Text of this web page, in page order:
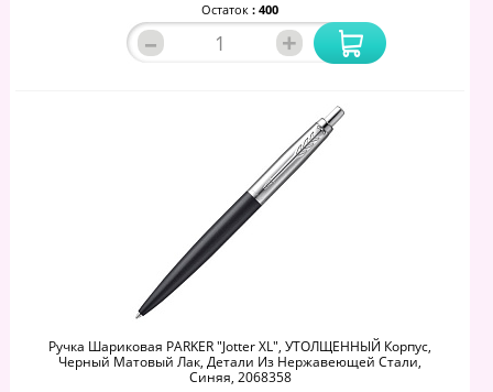
Остаток : 400
– +
Ручка Шариковая PARKER "Jotter XL", УТОЛЩЕННЫЙ Корпус,
Черный Матовый Лак, Детали Из Нержавеющей Стали,
Синяя, 2068358